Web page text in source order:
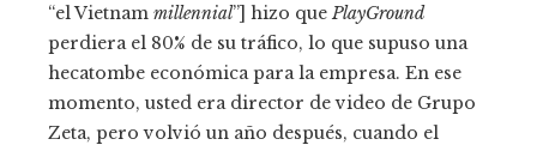
“el Vietnam millennial”] hizo que PlayGround
perdiera el 80% de su tráfico, lo que supuso una
hecatombe económica para la empresa. En ese
momento, usted era director de video de Grupo
Zeta, pero volvió un año después, cuando el